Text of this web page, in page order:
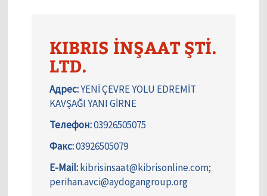
KIBRIS İNŞAAT ŞTİ.
LTD.
Адрес:YENİ ÇEVRE YOLU EDREMİT
KAVŞAĞI YANI GİRNE
Телефон:03926505075
Факс:03926505079
E-Mail:kibrisinsaat@kibrisonline.com;
perihan.avci@aydogangroup.org